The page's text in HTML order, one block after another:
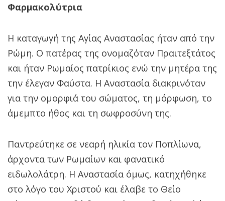
Φαρμακολύτρια
Η καταγωγή της Αγίας Αναστασίας ήταν από την
Ρώμη. Ο πατέρας της ονομαζόταν Πραιτεξτάτος
και ήταν Ρωμαίος πατρίκιος ενώ την μητέρα της
την έλεγαν Φαύστα. Η Αναστασία διακρινόταν
για την ομορφιά του σώματος, τη μόρφωση, το
άμεμπτο ήθος και τη σωφροσύνη της.
Παντρεύτηκε σε νεαρή ηλικία τον Ποπλίωνα,
άρχοντα των Ρωμαίων και φανατικό
ειδωλολάτρη. Η Αναστασία όμως, κατηχήθηκε
στο λόγο του Χριστού και έλαβε το Θείο